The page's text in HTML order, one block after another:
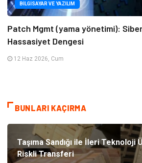
BILGISAYAR VE YAZILIM
Patch Mgmt (yama yönetimi):
Hassasiyet Dengesi
12 Haz 2026, Cum
BUNLARI KAÇIRMA
Taşıma Sandığı ile İleri Teknoloji
Riskli Transferi